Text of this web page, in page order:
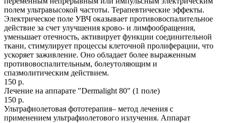
полем ультравысокой частоты. Терапевтические эффекты.
Электрическое поле УВЧ оказывает противовоспалительное
действие за счет улучшения крово- и лимфообращения,
уменьшает отечность, активирует функции соединительной
ткани, стимулирует процессы клеточной пролиферации, что
ускоряет заживление. Оно обладает более выраженным
противовоспалительным, болеутоляющим и
спазмолитическим действием.
150 р.
Лечение на аппарате "Dermalight 80" (1 поле)
150 р.
Ультрафиолетовая фототерапия– метод лечения с
применением ультрафиолетового излучения. Аппарат